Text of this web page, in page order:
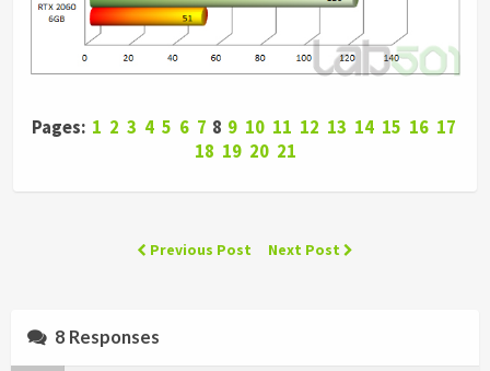
Pages: 1 2 3 4 5 6 7 8 9 10 11 12 13 14 15 16 17
18 19 20 21
Previous Post Next Post
8 Responses